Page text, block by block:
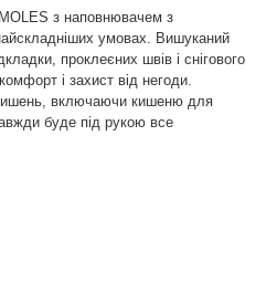
з наповнювачем з
умовах. Вишуканий
проклеєних швів і снігового
і захист від негоди.
кишень, включаючи кишеню для
буде під рукою все